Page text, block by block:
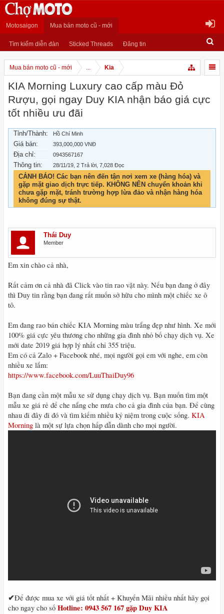
Motosaigon Mua bán moto cũ - mới
Tìm kiếm diễn đàn Sticked Threads Đăng tin
Mua bán moto cũ - mới ... Kia
KIA Morning Luxury cao cấp màu Đỏ
Rượu, gọi ngay Duy KIA nhận báo giá cực
tốt nhiều ưu đãi
Tỉnh/Thành: Hồ Chí Minh
Giá bán: 393,000,000 VNĐ
Địa chỉ: 0943567167
Thông tin: 28/11/19 , 2 Trả lời, 7,028 Đọc
CẢNH BÁO! Các bạn nên đến tận nơi xem xe (hàng hóa) và
gặp mặt giao dịch trực tiếp. KHÔNG NÊN chuyển khoản khi
chưa gặp mặt, tránh trường hợp lừa đảo và nhận hàng hóa
không đúng sự thật.
Thái Duy
Member
Em xin chào cả nhà,
Rất cảm ơn cả nhà đã Click vào tin rao vặt này. Nếu bạn đang ở đây
thì Duy tin rằng bạn đang rất muốn sở hữu cho mình một chiếc xe ô
tô.
Em đang rao bán chiếc KIA Morning màu trắng đẹp như hình. Xe mới
100% giá cực yêu thương cho những gia đình nhỏ bố chạy dịch vụ. Xe
mới date 2019 giá hợp lý nhất chỉ 355 triệu.
Em có cả Zalo + Facebook nhé, mọi người gọi em với nghe, em còn
nhiều xe lắm:
https://www.facebook.com/LuuThaiDuy96
Bạn đang cần một mẫu xe sử dụng chạy dịch vụ. Bạn muốn tìm một
mẫu xe giá rẻ để che nắng che mưa cho cả gia đình của bạn. Để cùng
nhau đi đây đi đó và tìm kiếm nhiều kỷ niệm trong cuộc sống. KIA
Morning là một sự lựa chọn hấp dẫn dành cho mọi người.
✔Để được mua xe với giá tốt nhất + Khuyến Mãi nhiều nhất hãy gọi
cho ngay cho số Hotline: 0943 567 167 gặp Duy KIA